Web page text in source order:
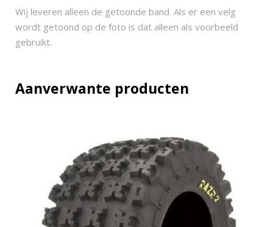
5
2
Wij leveren alleen de getoonde band. Als er een velg
wordt getoond op de foto is dat alleen als voorbeeld
gebruikt.
Aanverwante producten